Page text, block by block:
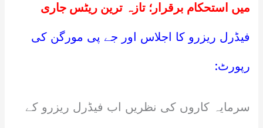
میں استحکام برقرار؛ تازہ ترین ریٹس جاری
فیڈرل ریزرو کا اجلاس اور جے پی مورگن کی
رپورٹ:
سرمایہ کاروں کی نظریں اب فیڈرل ریزرو کے